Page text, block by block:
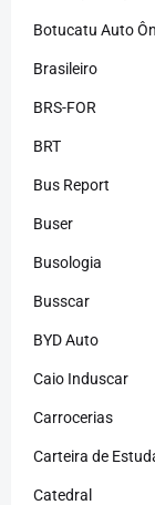
Botucatu Auto
Brasileiro
BRS-FOR
BRT
Bus Report
Buser
Busologia
Busscar
BYD Auto
Caio Induscar
Carrocerias
Carteira de
Catedral